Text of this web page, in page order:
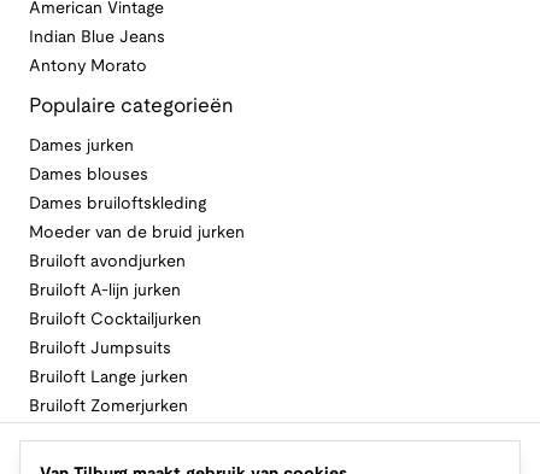
American Vintage
Indian Blue Jeans
Antony Morato
Populaire categorieën
Dames jurken
Dames blouses
Dames bruiloftskleding
Moeder van de bruid jurken
Bruiloft avondjurken
Bruiloft A-lijn jurken
Bruiloft Cocktailjurken
Bruiloft Jumpsuits
Bruiloft Lange jurken
Bruiloft Zomerjurken